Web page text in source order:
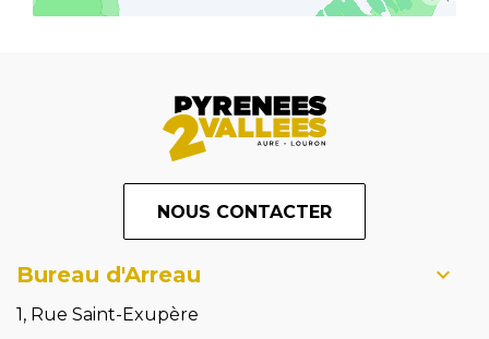
NOUS CONTACTER
Bureau d'Arreau
1, Rue Saint-Exupère